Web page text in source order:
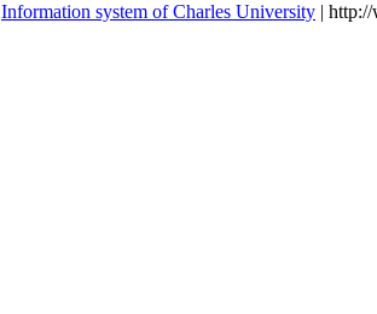
Information system of Charles University |